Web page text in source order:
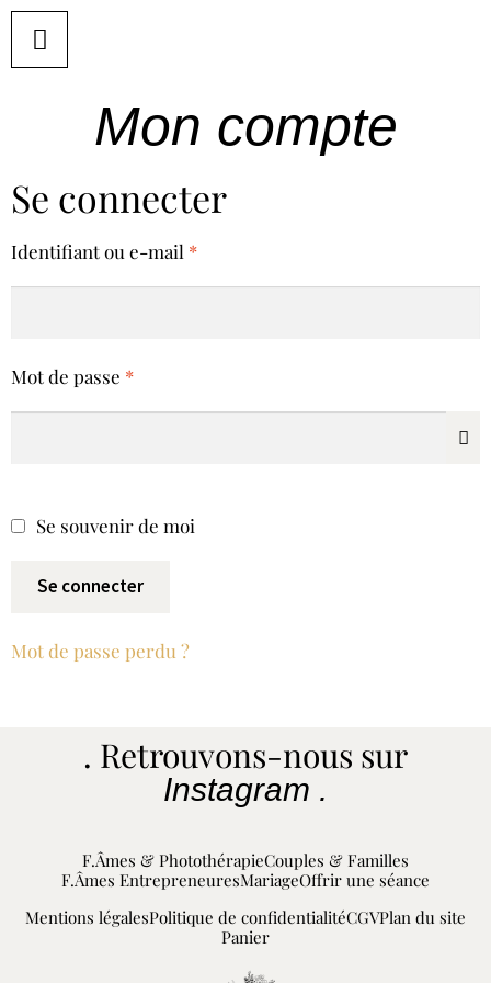
Mon compte
Se connecter
Identifiant ou e-mail *
Mot de passe *
Se souvenir de moi
Se connecter
Mot de passe perdu ?
. Retrouvons-nous sur
Instagram .
F.Âmes & PhotothérapieCouples & Familles
F.Âmes EntrepreneuresMariageOffrir une séance
Mentions légalesPolitique de confidentialitéCGVPlan du site
Panier